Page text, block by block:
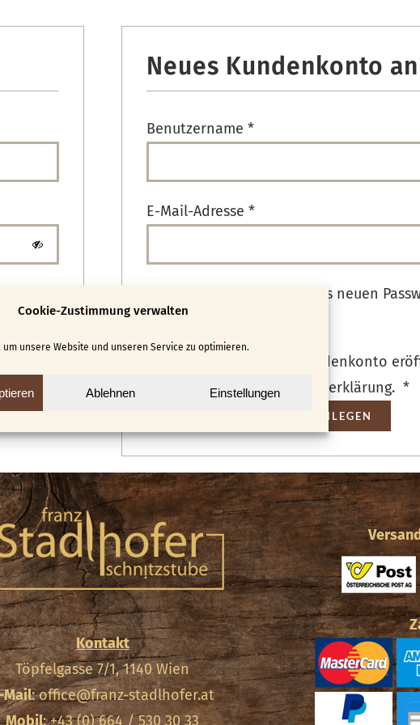
Cookie-Zustimmung verwalten
um unsere Website und unseren Service zu optimieren.
Ablehnen Einstellungen
Neues Kundenkonto
Benutzername*Erforderlich
E-Mail-Adresse*Erforderlich
Ein Link zum Erstellen eines neuen
Mail-Adresse gesendet.
Ja, ich möchte ein Kundenkonto
akzeptiere dieDatenschutzerklärung. *
NEUES KUNDENKONTO ANLEGEN
Kontakt
Töpfelgasse 7/1, 1140 Wien
Mail:office@franz-stadlhofer.at
Mobil: +43 (0) 664 / 530 30 33